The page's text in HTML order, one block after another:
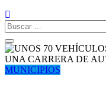
Buscar:
MUNICIPIOS